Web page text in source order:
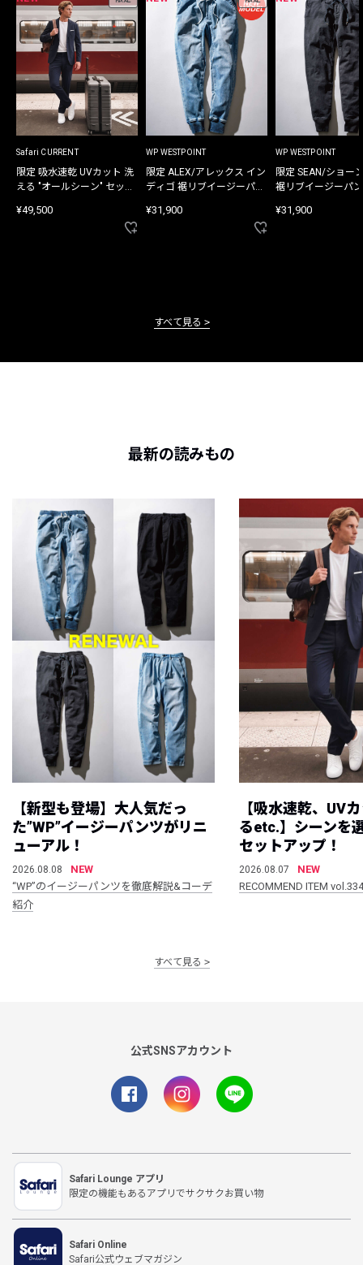
Safari CURRENT
限定 吸水速乾 UVカット 洗
える "オールシーン" セット
¥49,500
WP WESTPOINT
限定 ALEX/アレックス イン
ディゴ 裾リブイージーパン
¥31,900
WP WESTPOINT
限定 SEAN/ショー
裾リブイージーパ
¥31,900
すべて見る
最新の読みもの
【新型も登場】大人気だっ
た”WP”イージーパンツがリニ
ューアル！
2026.08.08
NEW
“WP”のイージーパンツを徹底解説&コーデ
紹介
【吸水速乾、UV
るetc.】シーンを
セットアップ！
2026.08.07
NEW
RECOMMEND ITEM vol.334
すべて見る
公式SNSアカウント
Safari Lounge アプリ
限定の機能もあるアプリでサクサクお買い物
Safari Online
Safari公式ウェブマガジン